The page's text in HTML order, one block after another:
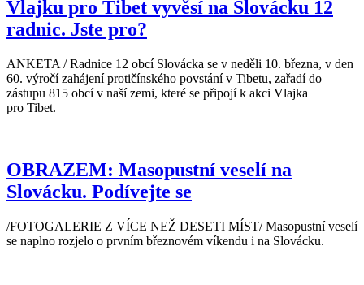
Vlajku pro Tibet vyvěsí na Slovácku 12
radnic. Jste pro?
ANKETA / Radnice 12 obcí Slovácka se v neděli 10. března, v den
60. výročí zahájení protičínského povstání v Tibetu, zařadí do
zástupu 815 obcí v naší zemi, které se připojí k akci Vlajka
pro Tibet.
OBRAZEM: Masopustní veselí na
Slovácku. Podívejte se
/FOTOGALERIE Z VÍCE NEŽ DESETI MÍST/ Masopustní veselí
se naplno rozjelo o prvním březnovém víkendu i na Slovácku.